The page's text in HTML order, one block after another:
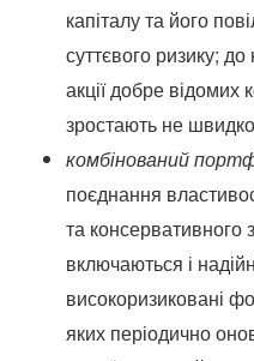
капіталу та його
суттєвого ризику;
акції добре відомих
зростають не
комбінований
поєднання
та консервативного
включаються і
високоризиковані
яких періодично